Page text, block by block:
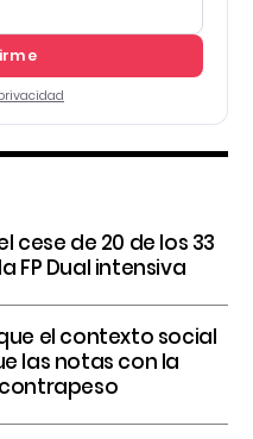
cese de 20 de los 33
FP Dual intensiva
el contexto social
las notas con la